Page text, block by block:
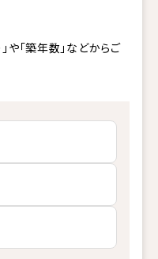
や「築年数」などからご